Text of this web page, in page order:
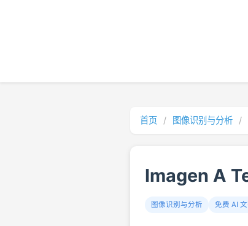
首页 / 图像识别与分析 /
Imagen A
图像识别与分析 免费 AI 文